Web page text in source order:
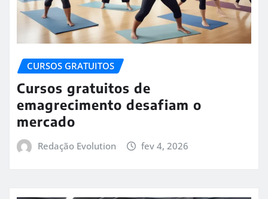
CURSOS GRATUITOS
Cursos gratuitos de
emagrecimento desafiam o
mercado
Redação Evolution fev 4, 2026